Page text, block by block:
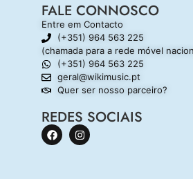
FALE CONNOSCO
Entre em Contacto
(+351) 964 563 225
(chamada para a rede móvel
(+351) 964 563 225
geral@wikimusic.pt
Quer ser nosso parceiro?
REDES SOCIAIS